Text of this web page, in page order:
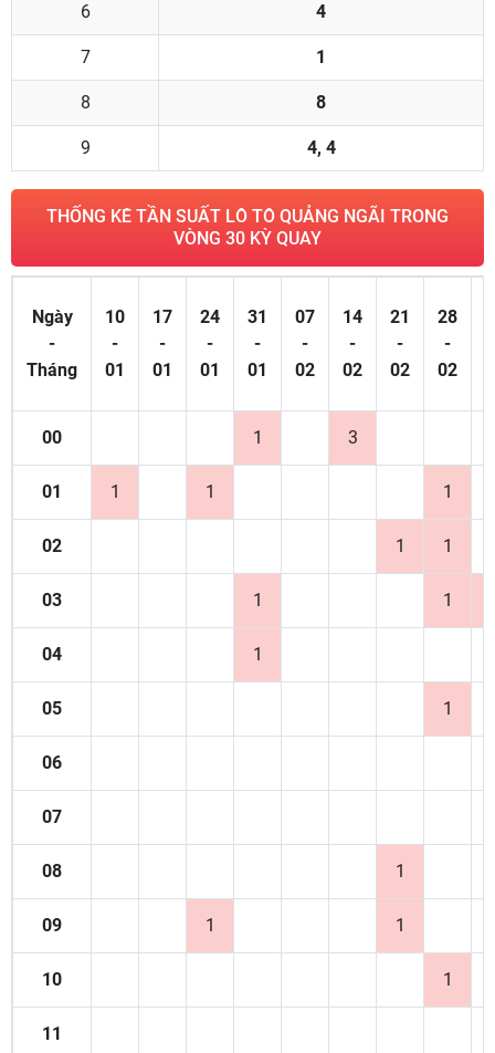
6 4
7 1
8 8
9 4, 4
THỐNG KÊ TẦN SUẤT LÔ TÔ QUẢNG NGÃI TRONG
VÒNG 30 KỲ QUAY
Ngày
-
Tháng
10
-
01
17
-
01
24
-
01
31
-
01
07
-
02
14
-
02
21
-
02
28
-
02
00 1 3
01 1 1 1
02 1 1
03 1 1
04 1
05 1
06
07
08 1
09 1 1
10 1
11